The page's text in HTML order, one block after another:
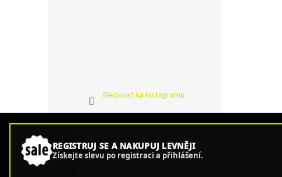
Sledovat na Instagramu
REGISTRUJ SE A NAKUPUJ LEVNĚJI
Získejte slevu po registraci a přihlášení.